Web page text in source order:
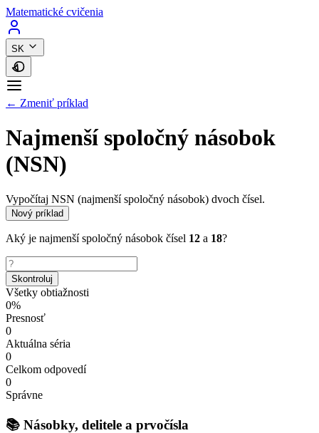
Matematické cvičenia
SK
← Zmeniť príklad
Najmenší spoločný násobok
(NSN)
Vypočítaj NSN (najmenší spoločný násobok) dvoch čísel.
Nový príklad
Aký je najmenší spoločný násobok čísel 12 a 18?
Skontroluj
Všetky obtiažnosti
0%
Presnosť
0
Aktuálna séria
0
Celkom odpovedí
0
Správne
📚 Násobky, delitele a prvočísla